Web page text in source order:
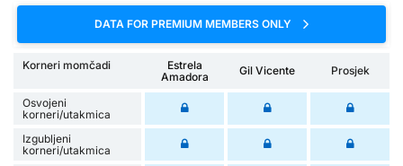
DATA FOR PREMIUM MEMBERS ONLY
Korneri momčadi
Estrela
Amadora
Gil Vicente Prosjek
Osvojeni
korneri/utakmica
Izgubljeni
korneri/utakmica